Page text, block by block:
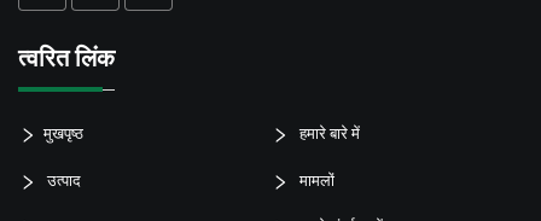
त्वरित लिंक
मुखपृष्ठ हमारे बारे में
उत्पाद मामलों